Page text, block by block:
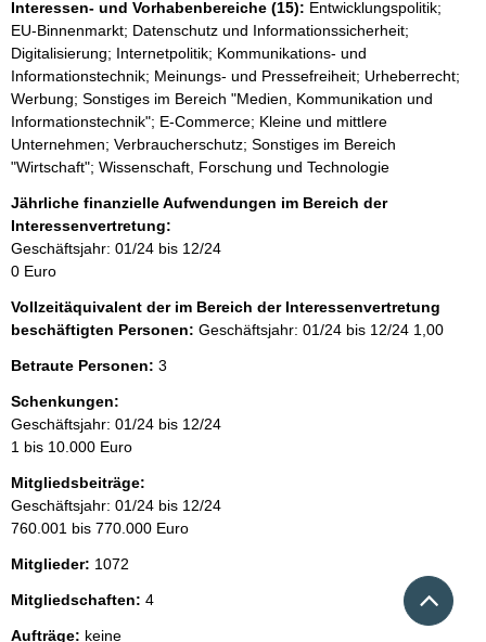
n
w
e
i
s
Interessen- und Vorhabenbereiche (15): Entwicklungspolitik;
EU-Binnenmarkt; Datenschutz und Informationssicherheit;
Digitalisierung; Internetpolitik; Kommunikations- und
Informationstechnik; Meinungs- und Pressefreiheit; Urheberrecht;
Werbung; Sonstiges im Bereich "Medien, Kommunikation und
Informationstechnik"; E-Commerce; Kleine und mittlere
Unternehmen; Verbraucherschutz; Sonstiges im Bereich
"Wirtschaft"; Wissenschaft, Forschung und Technologie
Jährliche finanzielle Aufwendungen im Bereich der
Interessenvertretung:
Geschäftsjahr: 01/24 bis 12/24
0 Euro
Vollzeitäquivalent der im Bereich der Interessenvertretung
beschäftigten Personen: Geschäftsjahr: 01/24 bis 12/24 1,00
Betraute Personen: 3
Schenkungen:
Geschäftsjahr: 01/24 bis 12/24
1 bis 10.000 Euro
Mitgliedsbeiträge:
Geschäftsjahr: 01/24 bis 12/24
760.001 bis 770.000 Euro
Mitglieder: 1072
Mitgliedschaften: 4
Aufträge: keine